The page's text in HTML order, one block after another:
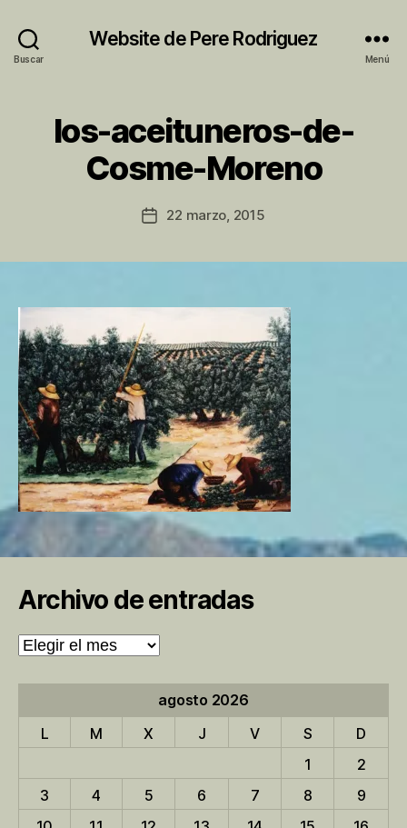
Buscar
Website de Pere Rodriguez
Menú
los-aceituneros-de-
Cosme-Moreno
Autor
de
entrada
P
o
r
e
e
Fecha22 marzo, 2015
Archivo de entradas
Archivo
de
entradas
agosto 2026
L
M X J V S
D
1
2
3
4 5 6 7 8
9